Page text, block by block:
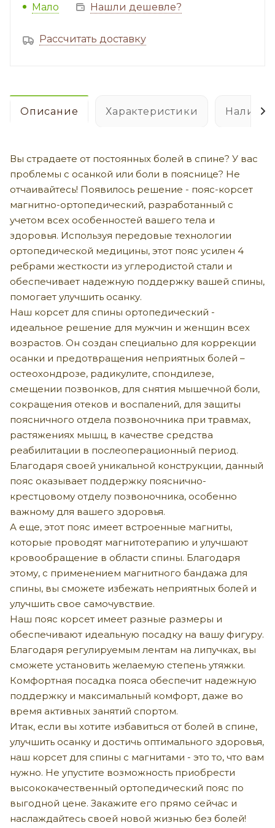
Мало Нашли дешевле?
Рассчитать доставку
Описание Характеристики
Вы страдаете от постоянных болей в спине? У вас
проблемы с осанкой или боли в пояснице? Не
отчаивайтесь! Появилось решение - пояс-корсет
магнитно-ортопедический, разработанный с
учетом всех особенностей вашего тела и
здоровья. Используя передовые технологии
ортопедической медицины, этот пояс усилен 4
ребрами жесткости из углеродистой стали и
обеспечивает надежную поддержку вашей спины,
помогает улучшить осанку.
Наш корсет для спины ортопедический -
идеальное решение для мужчин и женщин всех
возрастов. Он создан специально для коррекции
осанки и предотвращения неприятных болей –
остеохондрозе, радикулите, спондилезе,
смещении позвонков, для снятия мышечной боли,
сокращения отеков и воспалений, для защиты
поясничного отдела позвоночника при травмах,
растяжениях мышц, в качестве средства
реабилитации в послеоперационный период.
Благодаря своей уникальной конструкции, данный
пояс оказывает поддержку пояснично-
крестцовому отделу позвоночника, особенно
важному для вашего здоровья.
А еще, этот пояс имеет встроенные магниты,
которые проводят магнитотерапию и улучшают
кровообращение в области спины. Благодаря
этому, с применением магнитного бандажа для
спины, вы сможете избежать неприятных болей и
улучшить свое самочувствие.
Наш пояс корсет имеет разные размеры и
обеспечивают идеальную посадку на вашу фигуру.
Благодаря регулируемым лентам на липучках, вы
сможете установить желаемую степень утяжки.
Комфортная посадка пояса обеспечит надежную
поддержку и максимальный комфорт, даже во
время активных занятий спортом.
Итак, если вы хотите избавиться от болей в спине,
улучшить осанку и достичь оптимального здоровья,
наш корсет для спины с магнитами - это то, что вам
нужно. Не упустите возможность приобрести
высококачественный ортопедический пояс по
выгодной цене. Закажите его прямо сейчас и
наслаждайтесь своей новой жизнью без болей!